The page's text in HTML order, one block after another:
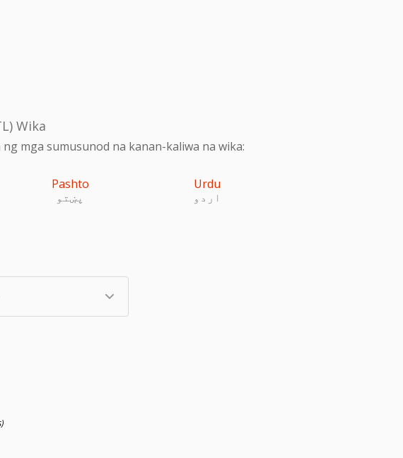
Wika
mga sumusunod na kanan-kaliwa na wika:
Pashto
پښتو
Urdu
اردو